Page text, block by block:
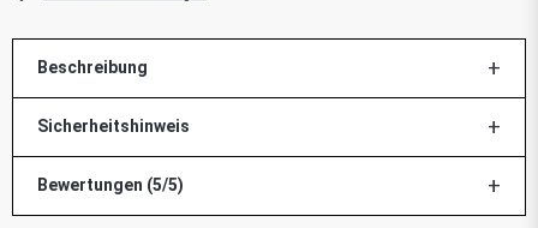
Beschreibung
Sicherheitshinweis
Bewertungen (5/5)